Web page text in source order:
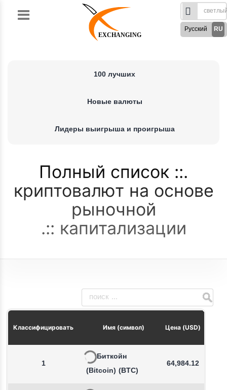
EXCHANGING
RU
Русский
100 лучших
Новые валюты
Лидеры выигрыша и проигрыша
Полный список
криптовалют на основе
рыночной
капитализации
Классифицировать Имя (символ) Цена (USD)
1
Биткойн
(Bitcoin) (BTC)
64,984.12